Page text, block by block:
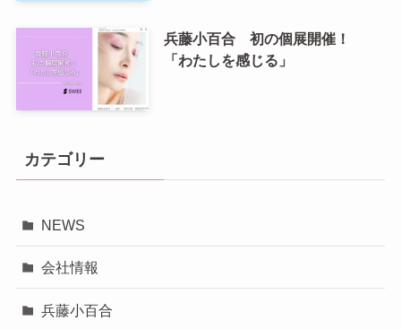
兵藤小百合 初の個展開催！
「わたしを感じる」
カテゴリー
NEWS
会社情報
兵藤小百合